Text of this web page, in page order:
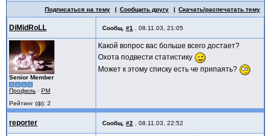
Подписаться на тему Сообщить другу Скачать/распечатать тему
DiMidRoLL Сообщ. #1 08.11.03, 21:05
Senior Member
Профиль · PM
Рейтинг (ф): 2
Какой вопрос вас больше всего достает?
Охота подвести статистику
Может к этому списку есть че припаять?
reporter Сообщ. #2 08.11.03, 22:52